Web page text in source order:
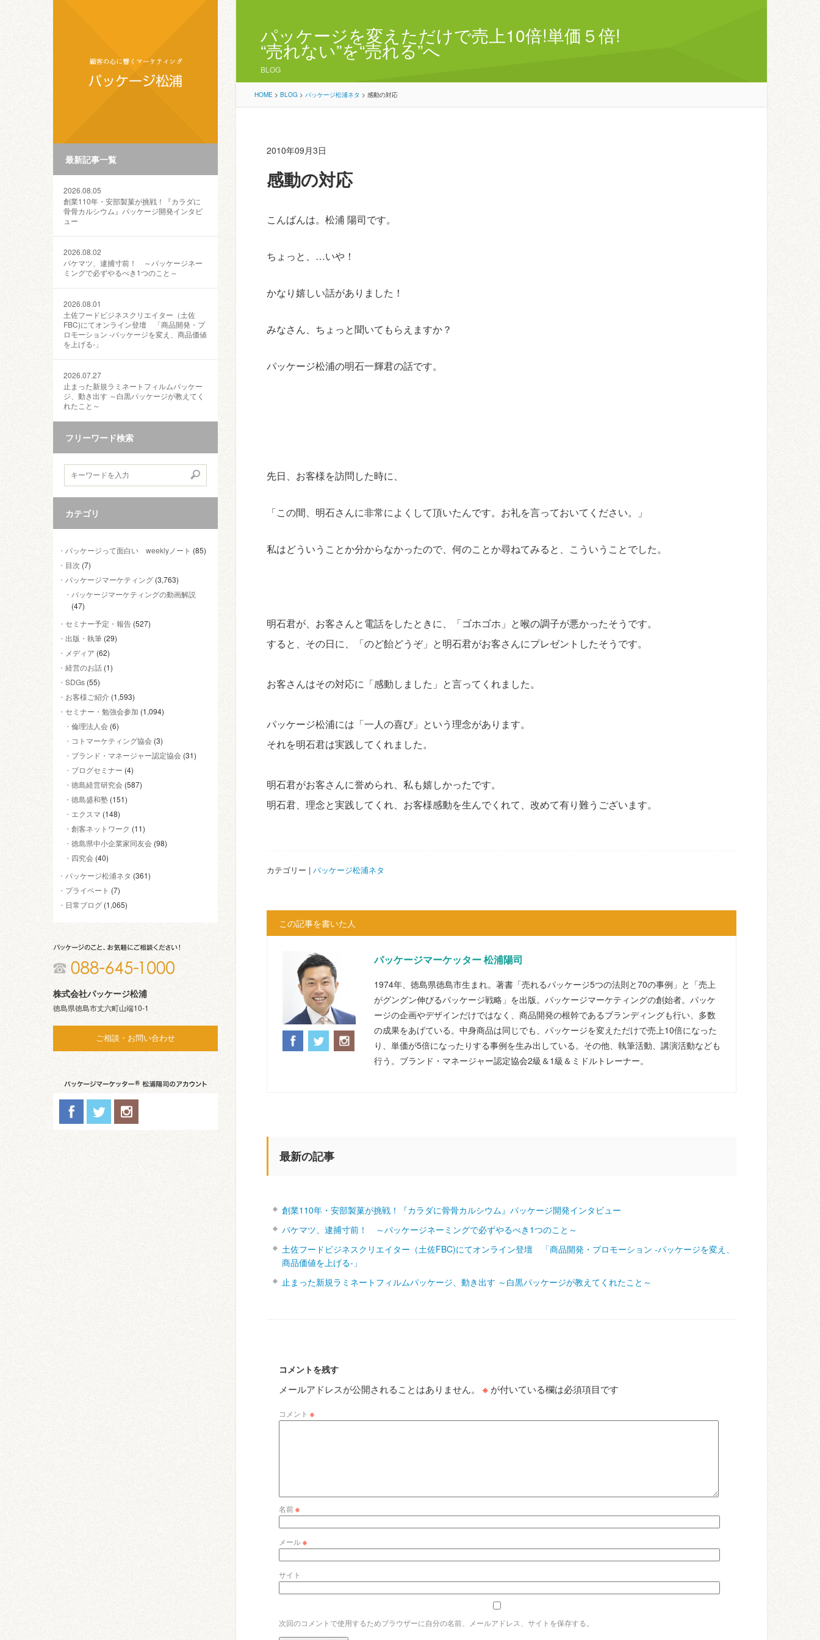
最新記事一覧
2026.08.05
創業110年・安部製菓が挑戦！『カラダに
骨骨カルシウム』パッケージ開発インタビ
ュー
2026.08.02
パケマツ、逮捕寸前！ ～パッケージネー
ミングで必ずやるべき1つのこと～
2026.08.01
土佐フードビジネスクリエイター（土佐
FBC)にてオンライン登壇 「商品開発・プ
ロモーション ‐パッケージを変え、商品価値
を上げる‐」
2026.07.27
止まった新規ラミネートフィルムパッケー
ジ、動き出す ～白黒パッケージが教えてく
れたこと～
フリーワード検索
カテゴリ
パッケージって面白い weeklyノート (85)
目次 (7)
パッケージマーケティング (3,763)
パッケージマーケティングの動画解説
(47)
セミナー予定・報告 (527)
出版・執筆 (29)
メディア (62)
経営のお話 (1)
SDGs (55)
お客様ご紹介 (1,593)
セミナー・勉強会参加 (1,094)
倫理法人会 (6)
コトマーケティング協会 (3)
ブランド・マネージャー認定協会 (31)
ブログセミナー (4)
徳島経営研究会 (587)
徳島盛和塾 (151)
エクスマ (148)
創客ネットワーク (11)
徳島県中小企業家同友会 (98)
四究会 (40)
パッケージ松浦ネタ (361)
プライベート (7)
日常ブログ (1,065)
株式会社パッケージ松浦
徳島県徳島市丈六町山端10-1
ご相談・お問い合わせ
パッケージを変えただけで売上10倍!単価５倍!
“売れない”を“売れる”へ
BLOG
HOME > BLOG > パッケージ松浦ネタ > 感動の対応
2010年09月3日
感動の対応
こんばんは。松浦 陽司です。
ちょっと、…いや！
かなり嬉しい話がありました！
みなさん、ちょっと聞いてもらえますか？
パッケージ松浦の明石一輝君の話です。
先日、お客様を訪問した時に、
「この間、明石さんに非常によくして頂いたんです。お礼を言っておいてください。」
私はどういうことか分からなかったので、何のことか尋ねてみると、こういうことでした。
明石君が、お客さんと電話をしたときに、「ゴホゴホ」と喉の調子が悪かったそうです。
すると、その日に、「のど飴どうぞ」と明石君がお客さんにプレゼントしたそうです。
お客さんはその対応に「感動しました」と言ってくれました。
パッケージ松浦には 「一人の喜び」という理念があります。
それを明石君は実践してくれました。
明石君がお客さんに誉められ、私も嬉しかったです。
明石君、理念と実践してくれ、お客様感動を生んでくれて、改めて有り難うございます。
カテゴリー | パッケージ松浦ネタ
この記事を書いた人
パッケージマーケッター 松浦陽司
1974年、徳島県徳島市生まれ。著書「売れるパッケージ5つの法則と70の事例」と「売上
がグングン伸びるパッケージ戦略」を出版。パッケージマーケティングの創始者。パッケ
ージの企画やデザインだけではなく、商品開発の根幹であるブランディングも行い、多数
の成果をあげている。中身商品は同じでも、パッケージを変えただけで売上10倍になった
り、単価が5倍になったりする事例を生み出している。その他、執筆活動、講演活動なども
行う。ブランド・マネージャー認定協会2級＆1級＆ミドルトレーナー。
最新の記事
創業110年・安部製菓が挑戦！『カラダに骨骨カルシウム』パッケージ開発インタビュー
パケマツ、逮捕寸前！ ～パッケージネーミングで必ずやるべき1つのこと～
土佐フードビジネスクリエイター（土佐FBC)にてオンライン登壇 「商品開発・プロモーション ‐パッケージを変え、
商品価値を上げる‐」
止まった新規ラミネートフィルムパッケージ、動き出す ～白黒パッケージが教えてくれたこと～
コメントを残す
メールアドレスが公開されることはありません。 ※ が付いている欄は必須項目です
コメント ※
名前※
メール※
サイト
次回のコメントで使用するためブラウザーに自分の名前、メールアドレス、サイトを保存する。